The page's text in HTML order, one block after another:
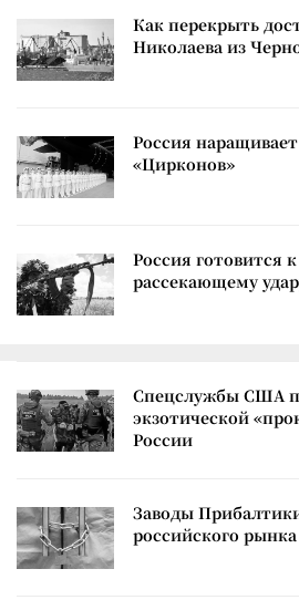
Как перекрыть
Николаева из
Россия
«Цирконов»
Россия готовится
рассекающему
Спецслужбы США
экзотической
России
Заводы
российского рынка